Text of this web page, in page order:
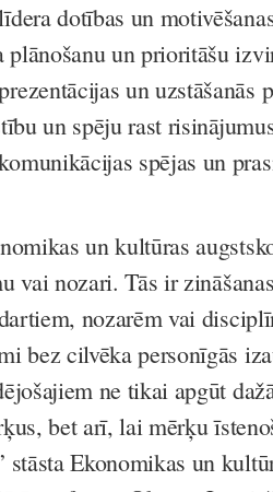
dotības un
plānošanu un prioritāšu
un uzstāšanās
un spēju rast
spējas un
un kultūras
vai nozari. Tās ir
nozarēm vai
bez cilvēka personīgās
ne tikai apgūt
bet arī, lai mērķu
stāsta Ekonomikas un